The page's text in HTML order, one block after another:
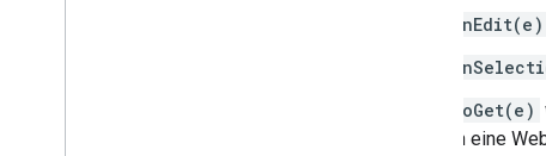
onEdit(e)
doGet(e)
an eine